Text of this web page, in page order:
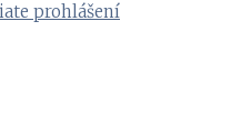
prohlášení